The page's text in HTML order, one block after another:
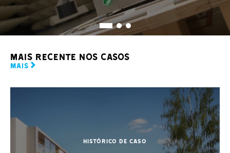
Mais recente nos casos
MAIS
HISTÓRICO DE CASO